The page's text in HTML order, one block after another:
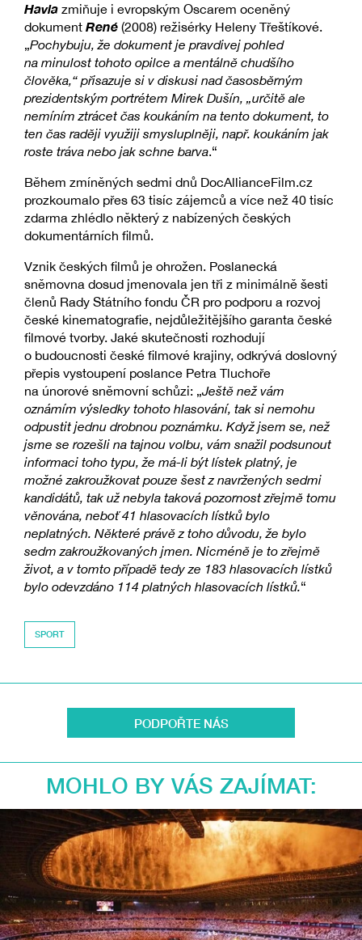
Havla zmiňuje i evropským Oscarem oceněný
dokument René (2008) režisérky Heleny Třeštíkové.
„Pochybuju, že dokument je pravdivej pohled
na minulost tohoto opilce a mentálně chudšího
člověka,“ přisazuje si v diskusi nad časosběrným
prezidentským portrétem Mirek Dušín, „určitě ale
nemíním ztrácet čas koukáním na tento dokument, to
ten čas raději využiji smysluplněji, např. koukáním jak
roste tráva nebo jak schne barva.“
Během zmíněných sedmi dnů DocAllianceFilm.cz
prozkoumalo přes 63 tisíc zájemců a více než 40 tisíc
zdarma zhlédlo některý z nabízených českých
dokumentárních filmů.
Vznik českých filmů je ohrožen. Poslanecká
sněmovna dosud jmenovala jen tři z minimálně šesti
členů Rady Státního fondu ČR pro podporu a rozvoj
české kinematografie, nejdůležitějšího garanta české
filmové tvorby. Jaké skutečnosti rozhodují
o budoucnosti české filmové krajiny, odkrývá doslovný
přepis vystoupení poslance Petra Tluchoře
na únorové sněmovní schůzi: „Ještě než vám
oznámím výsledky tohoto hlasování, tak si nemohu
odpustit jednu drobnou poznámku. Když jsem se, než
jsme se rozešli na tajnou volbu, vám snažil podsunout
informaci toho typu, že má-li být lístek platný, je
možné zakroužkovat pouze šest z navržených sedmi
kandidátů, tak už nebyla taková pozornost zřejmě tomu
věnována, neboť 41 hlasovacích lístků bylo
neplatných. Některé právě z toho důvodu, že bylo
sedm zakroužkovaných jmen. Nicméně je to zřejmě
život, a v tomto případě tedy ze 183 hlasovacích lístků
bylo odevzdáno 114 platných hlasovacích lístků.“
SPORT
PODPOŘTE NÁS
MOHLO BY VÁS ZAJÍMAT: